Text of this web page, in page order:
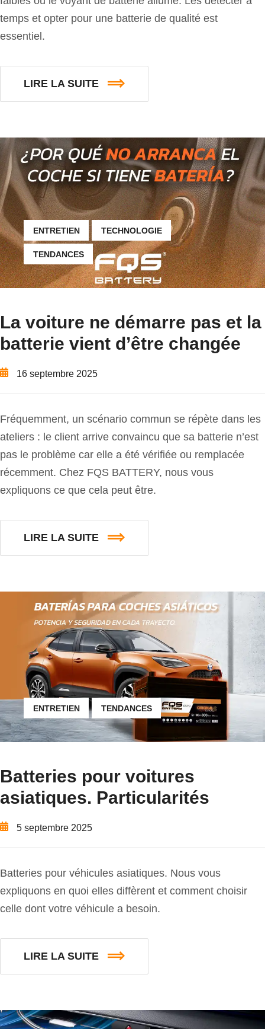
temps et opter pour une batterie de qualité est
essentiel.
LIRE LA SUITE
ENTRETIEN TECHNOLOGIE
TENDANCES
La voiture ne démarre pas et la
batterie vient d’être changée
16 septembre 2025
Fréquemment, un scénario commun se répète dans les
ateliers : le client arrive convaincu que sa batterie n’est
pas le problème car elle a été vérifiée ou remplacée
récemment. Chez FQS BATTERY, nous vous
expliquons ce que cela peut être.
LIRE LA SUITE
ENTRETIEN TENDANCES
Batteries pour voitures
asiatiques. Particularités
5 septembre 2025
Batteries pour véhicules asiatiques. Nous vous
expliquons en quoi elles diffèrent et comment choisir
celle dont votre véhicule a besoin.
LIRE LA SUITE